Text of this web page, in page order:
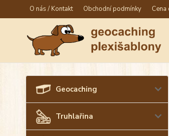
O nás / Kontakt Obchodní podmínky
Geocaching
Truhlařina